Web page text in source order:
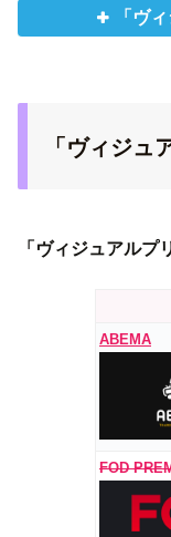
「ヴ
「ヴィジュ
「ヴィジュアルプ
ABEMA
FOD